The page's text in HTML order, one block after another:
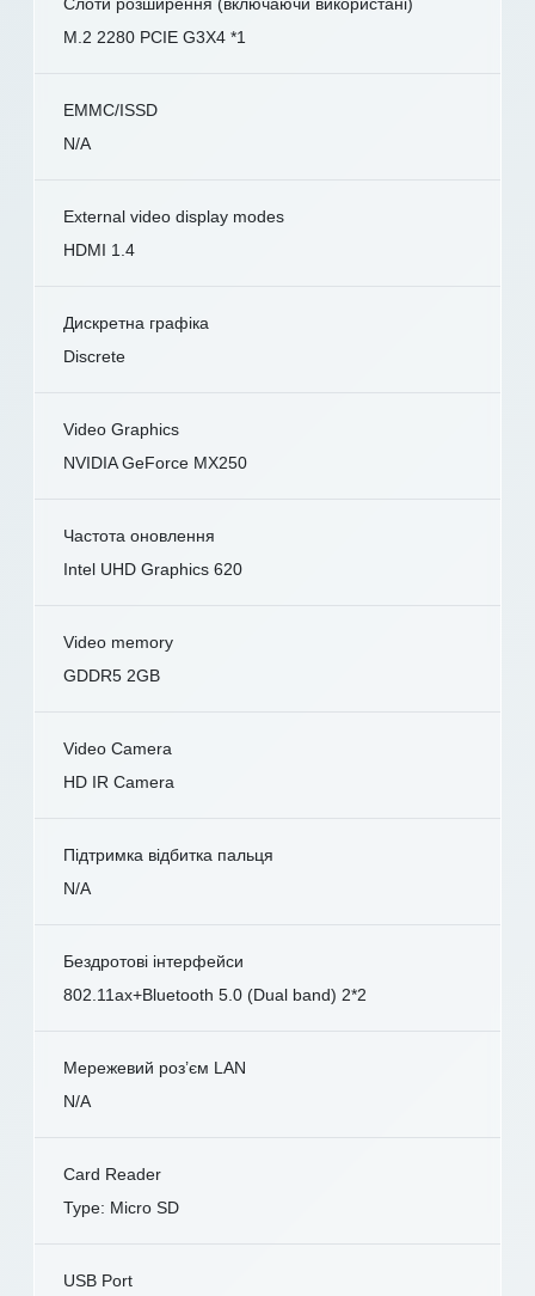
M.2 2280 PCIE G3X4 *1
EMMC/ISSD
N/A
External video display modes
HDMI 1.4
Дискретна графіка
Discrete
Video Graphics
NVIDIA GeForce MX250
Частота оновлення
Intel UHD Graphics 620
Video memory
GDDR5 2GB
Video Camera
HD IR Camera
Підтримка відбитка пальця
N/A
Бездротові інтерфейси
802.11ax+Bluetooth 5.0 (Dual band) 2*2
Мережевий роз’єм LAN
N/A
Card Reader
Type: Micro SD
USB Port